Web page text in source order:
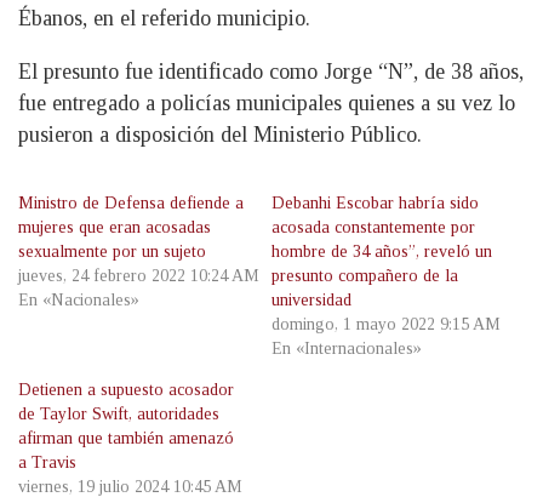
Ébanos, en el referido municipio.
El presunto fue identificado como Jorge “N”, de 38 años,
fue entregado a policías municipales quienes a su vez lo
pusieron a disposición del Ministerio Público.
Ministro de Defensa defiende a
mujeres que eran acosadas
sexualmente por un sujeto
jueves, 24 febrero 2022 10:24 AM
En «Nacionales»
Debanhi Escobar habría sido
acosada constantemente por
hombre de 34 años”, reveló un
presunto compañero de la
universidad
domingo, 1 mayo 2022 9:15 AM
En «Internacionales»
Detienen a supuesto acosador
de Taylor Swift, autoridades
afirman que también amenazó
a Travis
viernes, 19 julio 2024 10:45 AM